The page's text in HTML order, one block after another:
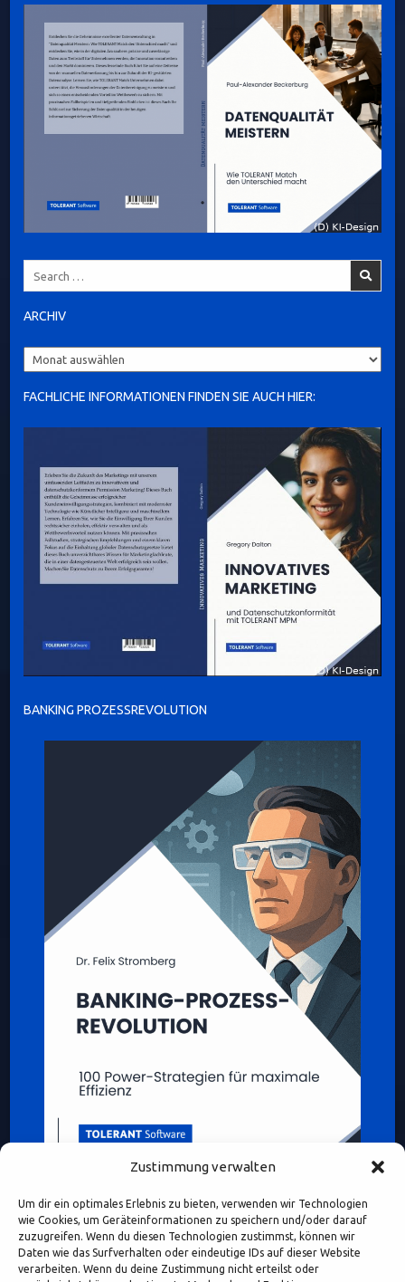
Zustimmung verwalten
Um dir ein optimales Erlebnis zu bieten, verwenden wir Technologien
wie Cookies, um Geräteinformationen zu speichern und/oder darauf
zuzugreifen. Wenn du diesen Technologien zustimmst, können wir
Daten wie das Surfverhalten oder eindeutige IDs auf dieser Website
verarbeiten. Wenn du deine Zustimmung nicht erteilst oder
ARCHIV
Archiv
FACHLICHE INFORMATIONEN FINDEN SIE AUCH HIER:
BANKING PROZESSREVOLUTION